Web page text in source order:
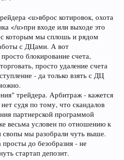
<u>вброс котировок, охота
</u>при входе или выходе это
с которым мы сплошь и рядом
с ДЦами. А вот
блокирование счета,
просто удаление счета
- да только взять с ДЦ
трейдера. Арбитраж - кажется
судя по тому, что скандалов
партнерской программой
весьма условен по отношению к
свопы мы разобрали чуть выше.
до безобразия - не
стартап депозит.